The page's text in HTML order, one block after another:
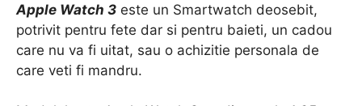
Apple Watch 3 este un Smartwatch deosebit,
potrivit pentru fete dar si pentru baieti, un cadou
care nu va fi uitat, sau o achizitie personala de
care veti fi mandru.